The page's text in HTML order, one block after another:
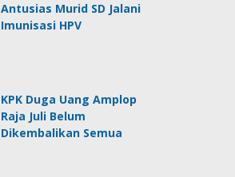
Antusias Murid SD Jalani
Imunisasi HPV
KPK Duga Uang Amplop
Raja Juli Belum
Dikembalikan Semua